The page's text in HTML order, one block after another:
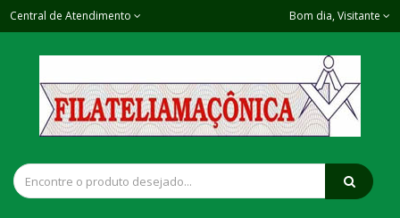
Central de Atendimento Bom dia, Visitante